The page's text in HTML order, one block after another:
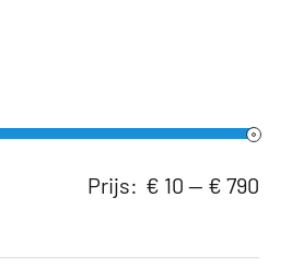
Prijs: € 10 — € 790